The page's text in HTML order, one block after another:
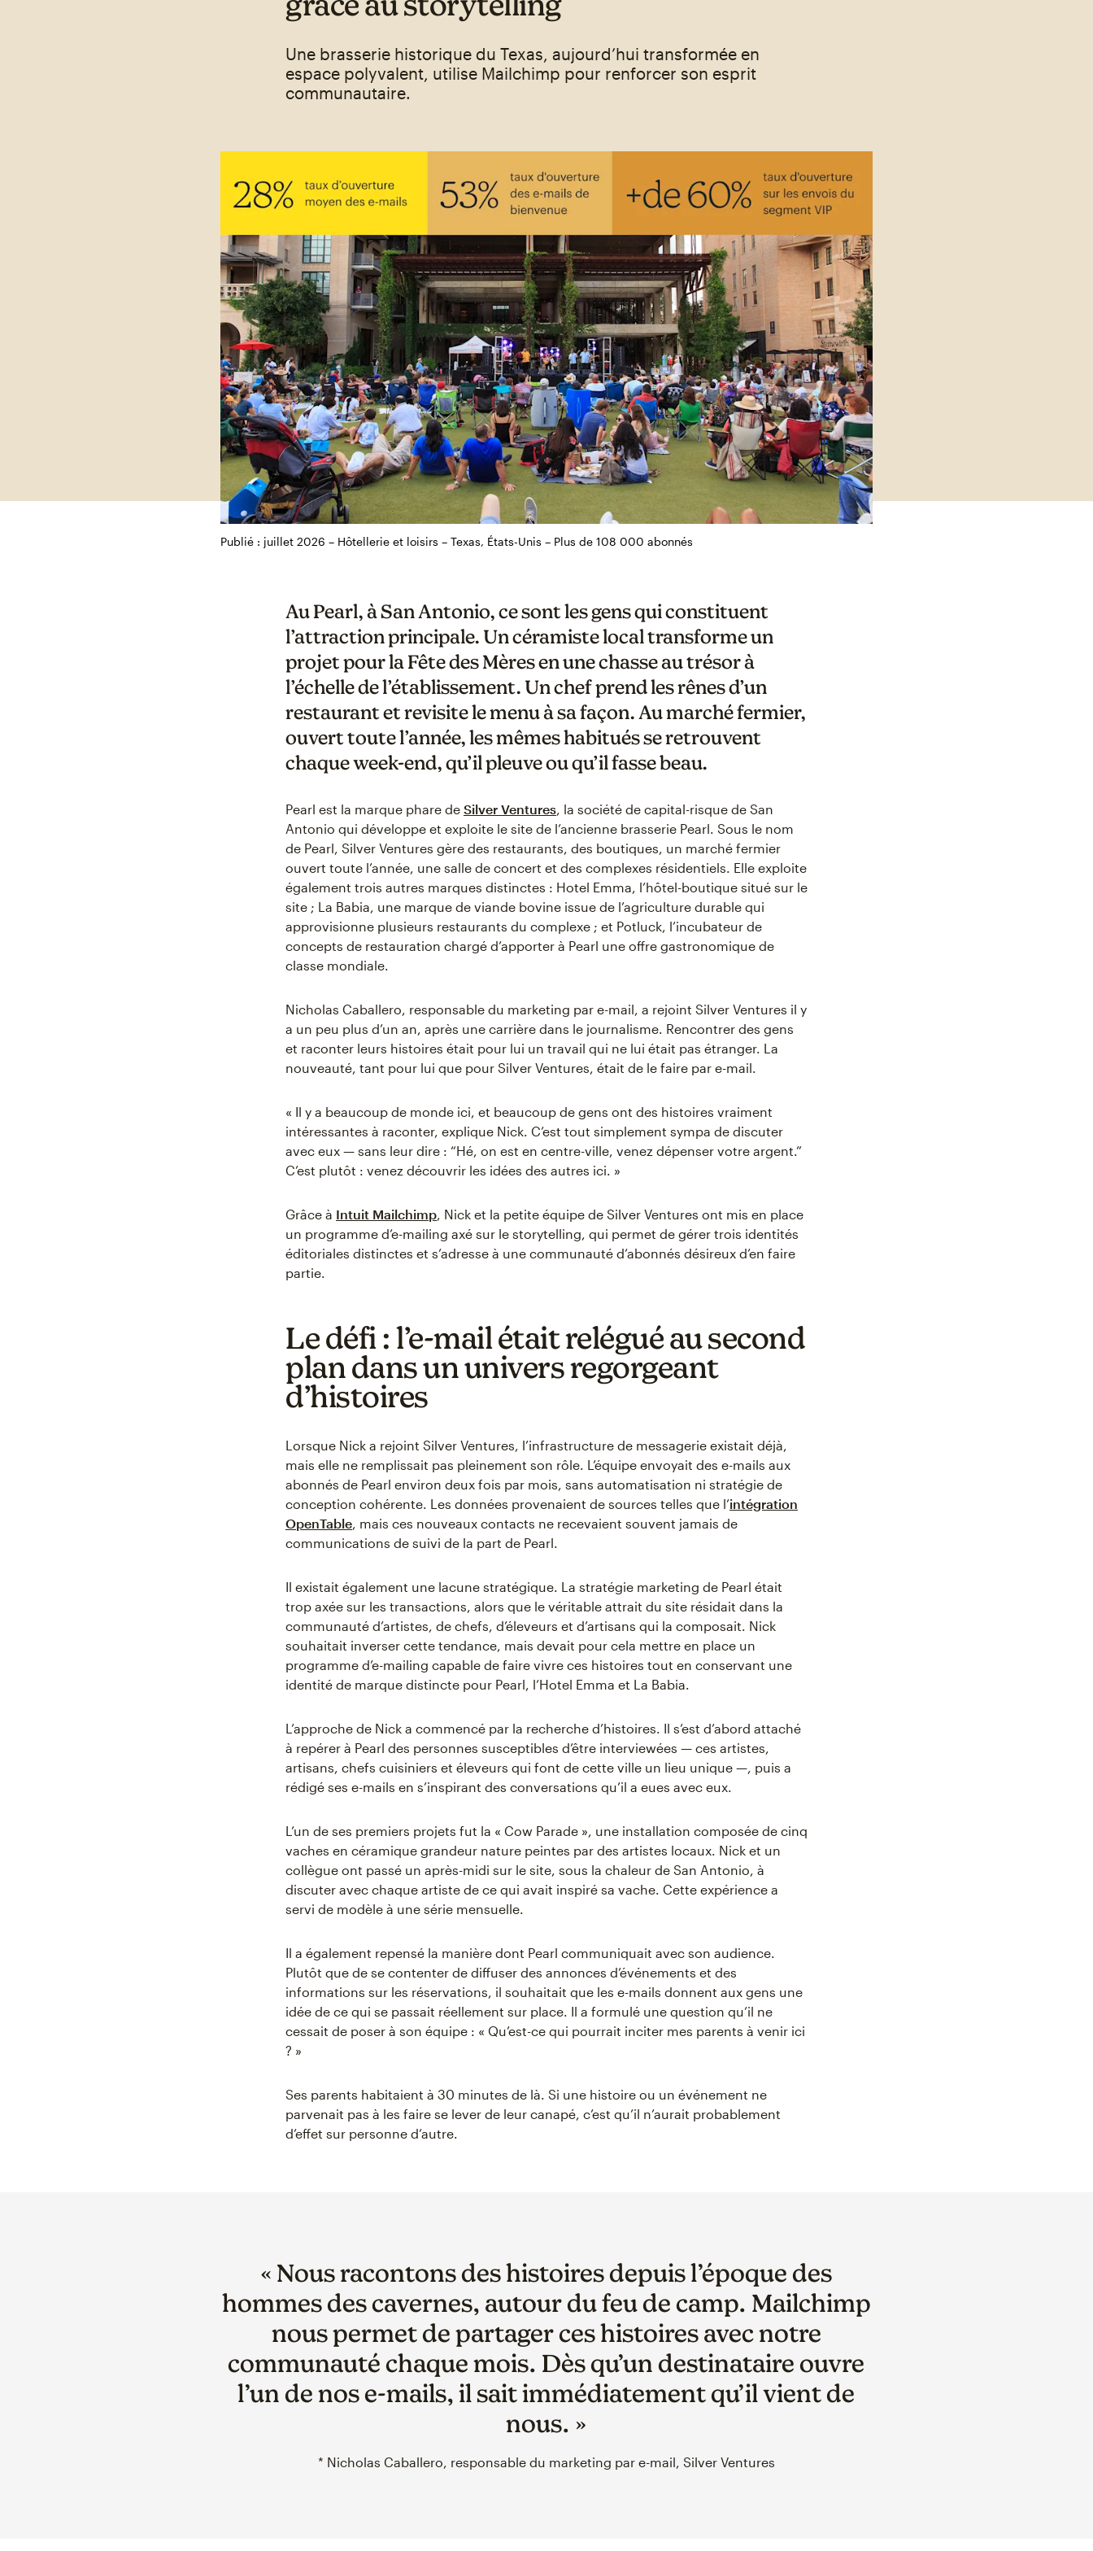
Une brasserie historique du Texas, aujourd’hui transformée en
espace polyvalent, utilise Mailchimp pour renforcer son esprit
communautaire.
Publié : juillet 2026 – Hôtellerie et loisirs – Texas, États-Unis – Plus de 108 000 abonnés
Au Pearl, à San Antonio, ce sont les gens qui constituent
l’attraction principale. Un céramiste local transforme un
projet pour la Fête des Mères en une chasse au trésor à
l’échelle de l’établissement. Un chef prend les rênes d’un
restaurant et revisite le menu à sa façon. Au marché fermier,
ouvert toute l’année, les mêmes habitués se retrouvent
chaque week-end, qu’il pleuve ou qu’il fasse beau.
Pearl est la marque phare de Silver Ventures, la société de capital-risque de San
Antonio qui développe et exploite le site de l’ancienne brasserie Pearl. Sous le nom
de Pearl, Silver Ventures gère des restaurants, des boutiques, un marché fermier
ouvert toute l’année, une salle de concert et des complexes résidentiels. Elle exploite
également trois autres marques distinctes : Hotel Emma, l’hôtel-boutique situé sur le
site ; La Babia, une marque de viande bovine issue de l’agriculture durable qui
approvisionne plusieurs restaurants du complexe ; et Potluck, l’incubateur de
concepts de restauration chargé d’apporter à Pearl une offre gastronomique de
classe mondiale.
Nicholas Caballero, responsable du marketing par e-mail, a rejoint Silver Ventures il y
a un peu plus d’un an, après une carrière dans le journalisme. Rencontrer des gens
et raconter leurs histoires était pour lui un travail qui ne lui était pas étranger. La
nouveauté, tant pour lui que pour Silver Ventures, était de le faire par e-mail.
« Il y a beaucoup de monde ici, et beaucoup de gens ont des histoires vraiment
intéressantes à raconter, explique Nick. C’est tout simplement sympa de discuter
avec eux — sans leur dire : “Hé, on est en centre-ville, venez dépenser votre argent.”
C’est plutôt : venez découvrir les idées des autres ici. »
Grâce à Intuit Mailchimp, Nick et la petite équipe de Silver Ventures ont mis en place
un programme d’e-mailing axé sur le storytelling, qui permet de gérer trois identités
éditoriales distinctes et s’adresse à une communauté d’abonnés désireux d’en faire
partie.
Le défi : l’e-mail était relégué au second
plan dans un univers regorgeant
d’histoires
Lorsque Nick a rejoint Silver Ventures, l’infrastructure de messagerie existait déjà,
mais elle ne remplissait pas pleinement son rôle. L’équipe envoyait des e-mails aux
abonnés de Pearl environ deux fois par mois, sans automatisation ni stratégie de
conception cohérente. Les données provenaient de sources telles que l’intégration
OpenTable, mais ces nouveaux contacts ne recevaient souvent jamais de
communications de suivi de la part de Pearl.
Il existait également une lacune stratégique. La stratégie marketing de Pearl était
trop axée sur les transactions, alors que le véritable attrait du site résidait dans la
communauté d’artistes, de chefs, d’éleveurs et d’artisans qui la composait. Nick
souhaitait inverser cette tendance, mais devait pour cela mettre en place un
programme d’e-mailing capable de faire vivre ces histoires tout en conservant une
identité de marque distincte pour Pearl, l’Hotel Emma et La Babia.
L’approche de Nick a commencé par la recherche d’histoires. Il s’est d’abord attaché
à repérer à Pearl des personnes susceptibles d’être interviewées — ces artistes,
artisans, chefs cuisiniers et éleveurs qui font de cette ville un lieu unique —, puis a
rédigé ses e-mails en s’inspirant des conversations qu’il a eues avec eux.
L’un de ses premiers projets fut la « Cow Parade », une installation composée de cinq
vaches en céramique grandeur nature peintes par des artistes locaux. Nick et un
collègue ont passé un après-midi sur le site, sous la chaleur de San Antonio, à
discuter avec chaque artiste de ce qui avait inspiré sa vache. Cette expérience a
servi de modèle à une série mensuelle.
Il a également repensé la manière dont Pearl communiquait avec son audience.
Plutôt que de se contenter de diffuser des annonces d’événements et des
informations sur les réservations, il souhaitait que les e-mails donnent aux gens une
idée de ce qui se passait réellement sur place. Il a formulé une question qu’il ne
cessait de poser à son équipe : « Qu’est-ce qui pourrait inciter mes parents à venir ici
? »
Ses parents habitaient à 30 minutes de là. Si une histoire ou un événement ne
parvenait pas à les faire se lever de leur canapé, c’est qu’il n’aurait probablement
d’effet sur personne d’autre.
« Nous racontons des histoires depuis l’époque des
hommes des cavernes, autour du feu de camp. Mailchimp
nous permet de partager ces histoires avec notre
communauté chaque mois. Dès qu’un destinataire ouvre
l’un de nos e-mails, il sait immédiatement qu’il vient de
nous. »
* Nicholas Caballero, responsable du marketing par e-mail, Silver Ventures